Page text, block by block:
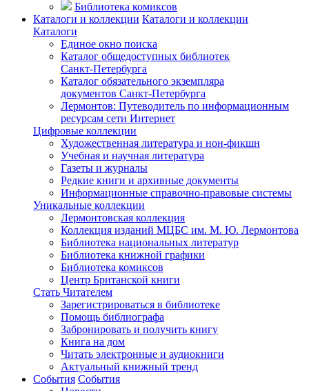
Библиотека комиксов
Каталоги и коллекции Каталоги и коллекции
Каталоги
Единое окно поиска
Каталог общедоступных библиотек
Санкт-Петербурга
Каталог обязательного экземпляра
документов Санкт-Петербурга
Лермонтов: Путеводитель по информационным
ресурсам сети Интернет
Цифровые коллекции
Художественная литература и нон-фикшн
Учебная и научная литература
Газеты и журналы
Редкие книги и архивные документы
Информационные справочно-правовые системы
Уникальные коллекции
Лермонтовская коллекция
Коллекция изданий МЦБС им. М. Ю. Лермонтова
Библиотека национальных литератур
Библиотека книжной графики
Библиотека комиксов
Центр Британской книги
Стать Читателем
Зарегистрироваться в библиотеке
Помощь библиографа
Забронировать и получить книгу
Книга на дом
Читать электронные и аудиокниги
Актуальный книжный тренд
События События